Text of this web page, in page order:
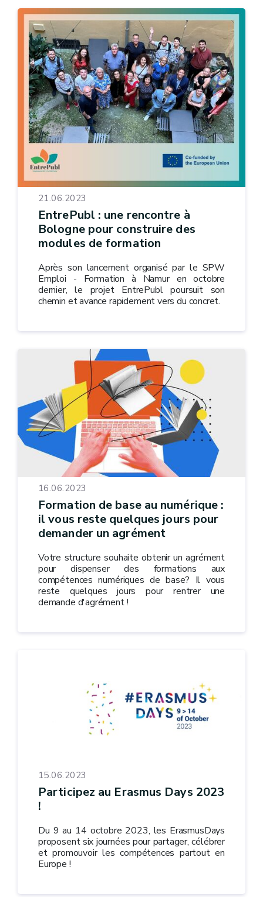
21.06.2023
EntrePubl : une rencontre à
Bologne pour construire des
modules de formation
Après son lancement organisé par le SPW
Emploi - Formation à Namur en octobre
dernier, le projet EntrePubl poursuit son
chemin et avance rapidement vers du concret.
16.06.2023
Formation de base au numérique :
il vous reste quelques jours pour
demander un agrément
Votre structure souhaite obtenir un agrément
pour dispenser des formations aux
compétences numériques de base? Il vous
reste quelques jours pour rentrer une
demande d'agrément !
15.06.2023
Participez au Erasmus Days 2023
!
Du 9 au 14 octobre 2023, les ErasmusDays
proposent six journées pour partager, célébrer
et promouvoir les compétences partout en
Europe !